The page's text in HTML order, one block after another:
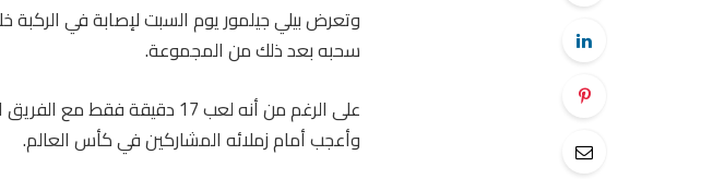
وتعرض بيلي جيلمور يوم السبت لإصابة في الركبة
سحبه بعد ذلك من المجموعة.
على الرغم من أنه لعب 17
وأعجب أمام زملائه المشاركين في كأس العالم.